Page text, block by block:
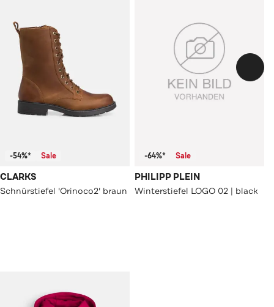
-54%* Sale
CLARKS
Schnürstiefel 'Orinoco2' braun
-64%* Sale
PHILIPP PLEIN
Winterstiefel LOGO 02 | black